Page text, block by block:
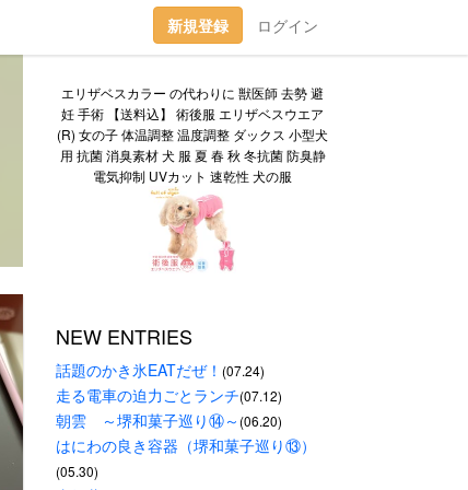
新規登録 ログイン
エリザベスカラー の代わりに 獣医師 去勢 避
妊 手術 【送料込】 術後服 エリザベスウエア
(R) 女の子 体温調整 温度調整 ダックス 小型犬
用 抗菌 消臭素材 犬 服 夏 春 秋 冬抗菌 防臭静
電気抑制 UVカット 速乾性 犬の服
NEW ENTRIES
話題のかき氷EATだぜ！ (07.24)
走る電車の迫力ごとランチ(07.12)
朝雲　～堺和菓子巡り⑭～(06.20)
はにわの良き容器（堺和菓子巡り⑬）
(05.30)